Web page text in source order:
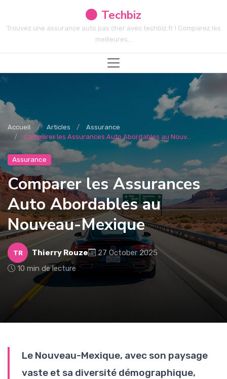
Techbiz
Trouvez une assurance auto pas cher avec techbiz.fr ! Comparez les
meilleures...
Accueil Articles
Assurance
Comparer les Assurances Auto Abordables au Nouv...
Assurance
Comparer les Assurances
Auto Abordables au
Nouveau-Mexique
TR Thierry Rouze
27 October 2025
10 min de lecture
Le Nouveau-Mexique, avec son paysage
vaste et sa diversité démographique,